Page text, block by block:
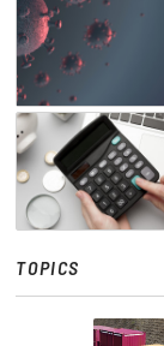
TOPICS